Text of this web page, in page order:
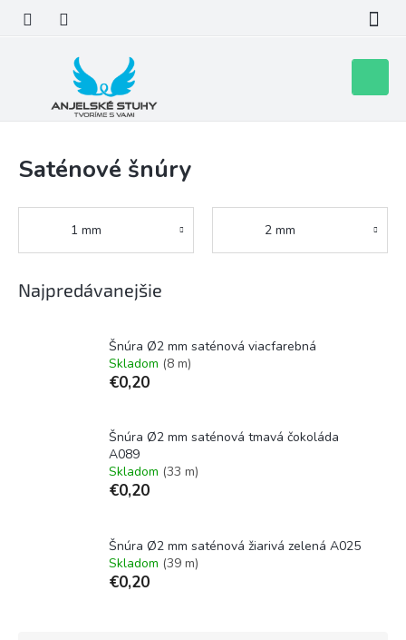
obsah
košík
Saténové šnúry
1 mm 2 mm
Najpredávanejšie
Šnúra Ø2 mm saténová viacfarebná
Skladom (8 m)
€0,20
Šnúra Ø2 mm saténová tmavá čokoláda
A089
Skladom (33 m)
€0,20
Šnúra Ø2 mm saténová žiarivá zelená A025
Skladom (39 m)
€0,20